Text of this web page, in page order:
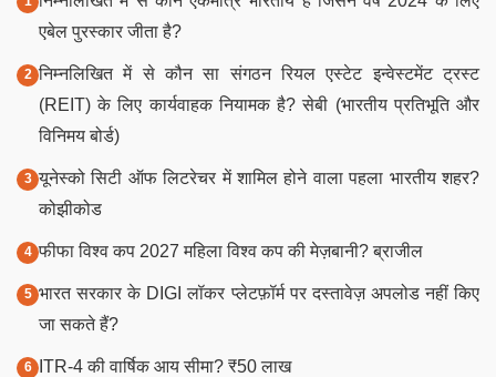
एबेल पुरस्कार जीता है?
निम्नलिखित में से कौन सा संगठन रियल एस्टेट इन्वेस्टमेंट ट्रस्ट
(REIT) के लिए कार्यवाहक नियामक है? सेबी (भारतीय प्रतिभूति और
विनिमय बोर्ड)
यूनेस्को सिटी ऑफ लिटरेचर में शामिल होने वाला पहला भारतीय शहर?
कोझीकोड
फीफा विश्व कप 2027 महिला विश्व कप की मेज़बानी? ब्राजील
भारत सरकार के DIGI लॉकर प्लेटफ़ॉर्म पर दस्तावेज़ अपलोड नहीं किए
जा सकते हैं?
ITR-4 की वार्षिक आय सीमा? ₹50 लाख